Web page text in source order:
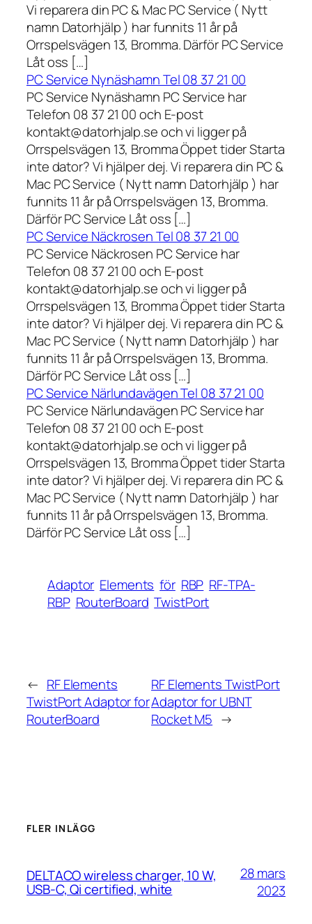
Vi reparera din PC & Mac PC Service ( Nytt
namn Datorhjälp ) har funnits 11 år på
Orrspelsvägen 13, Bromma. Därför PC Service
Låt oss […]
PC Service Nynäshamn Tel 08 37 21 00
PC Service Nynäshamn PC Service har
Telefon 08 37 21 00 och E-post
kontakt@datorhjalp.se och vi ligger på
Orrspelsvägen 13, Bromma Öppet tider Starta
inte dator? Vi hjälper dej. Vi reparera din PC &
Mac PC Service ( Nytt namn Datorhjälp ) har
funnits 11 år på Orrspelsvägen 13, Bromma.
Därför PC Service Låt oss […]
PC Service Näckrosen Tel 08 37 21 00
PC Service Näckrosen PC Service har
Telefon 08 37 21 00 och E-post
kontakt@datorhjalp.se och vi ligger på
Orrspelsvägen 13, Bromma Öppet tider Starta
inte dator? Vi hjälper dej. Vi reparera din PC &
Mac PC Service ( Nytt namn Datorhjälp ) har
funnits 11 år på Orrspelsvägen 13, Bromma.
Därför PC Service Låt oss […]
PC Service Närlundavägen Tel 08 37 21 00
PC Service Närlundavägen PC Service har
Telefon 08 37 21 00 och E-post
kontakt@datorhjalp.se och vi ligger på
Orrspelsvägen 13, Bromma Öppet tider Starta
inte dator? Vi hjälper dej. Vi reparera din PC &
Mac PC Service ( Nytt namn Datorhjälp ) har
funnits 11 år på Orrspelsvägen 13, Bromma.
Därför PC Service Låt oss […]
Adaptor Elements för RBP RF-TPA-
RBP RouterBoard TwistPort
← RF Elements
TwistPort Adaptor for
RouterBoard
RF Elements TwistPort
Adaptor for UBNT
Rocket M5 →
FLER INLÄGG
DELTACO wireless charger, 10 W,
USB-C, Qi certified, white
28 mars
2023